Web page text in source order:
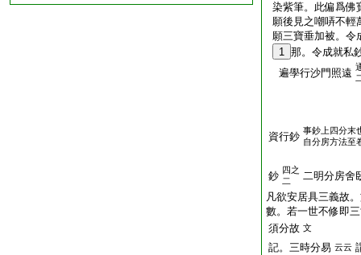
染紫筆。此偏爲佛
願後見之嘲哢不輕
願三寶垂加被。令
1 那。令成就私
遍學行沙門照遠
資行鈔 事鈔上四分末
自分房方法至
鈔 四之
二
二明分房舍
凡欲安居具三義故
數。若一世不修即
須分故 文
記。三時分易 云云